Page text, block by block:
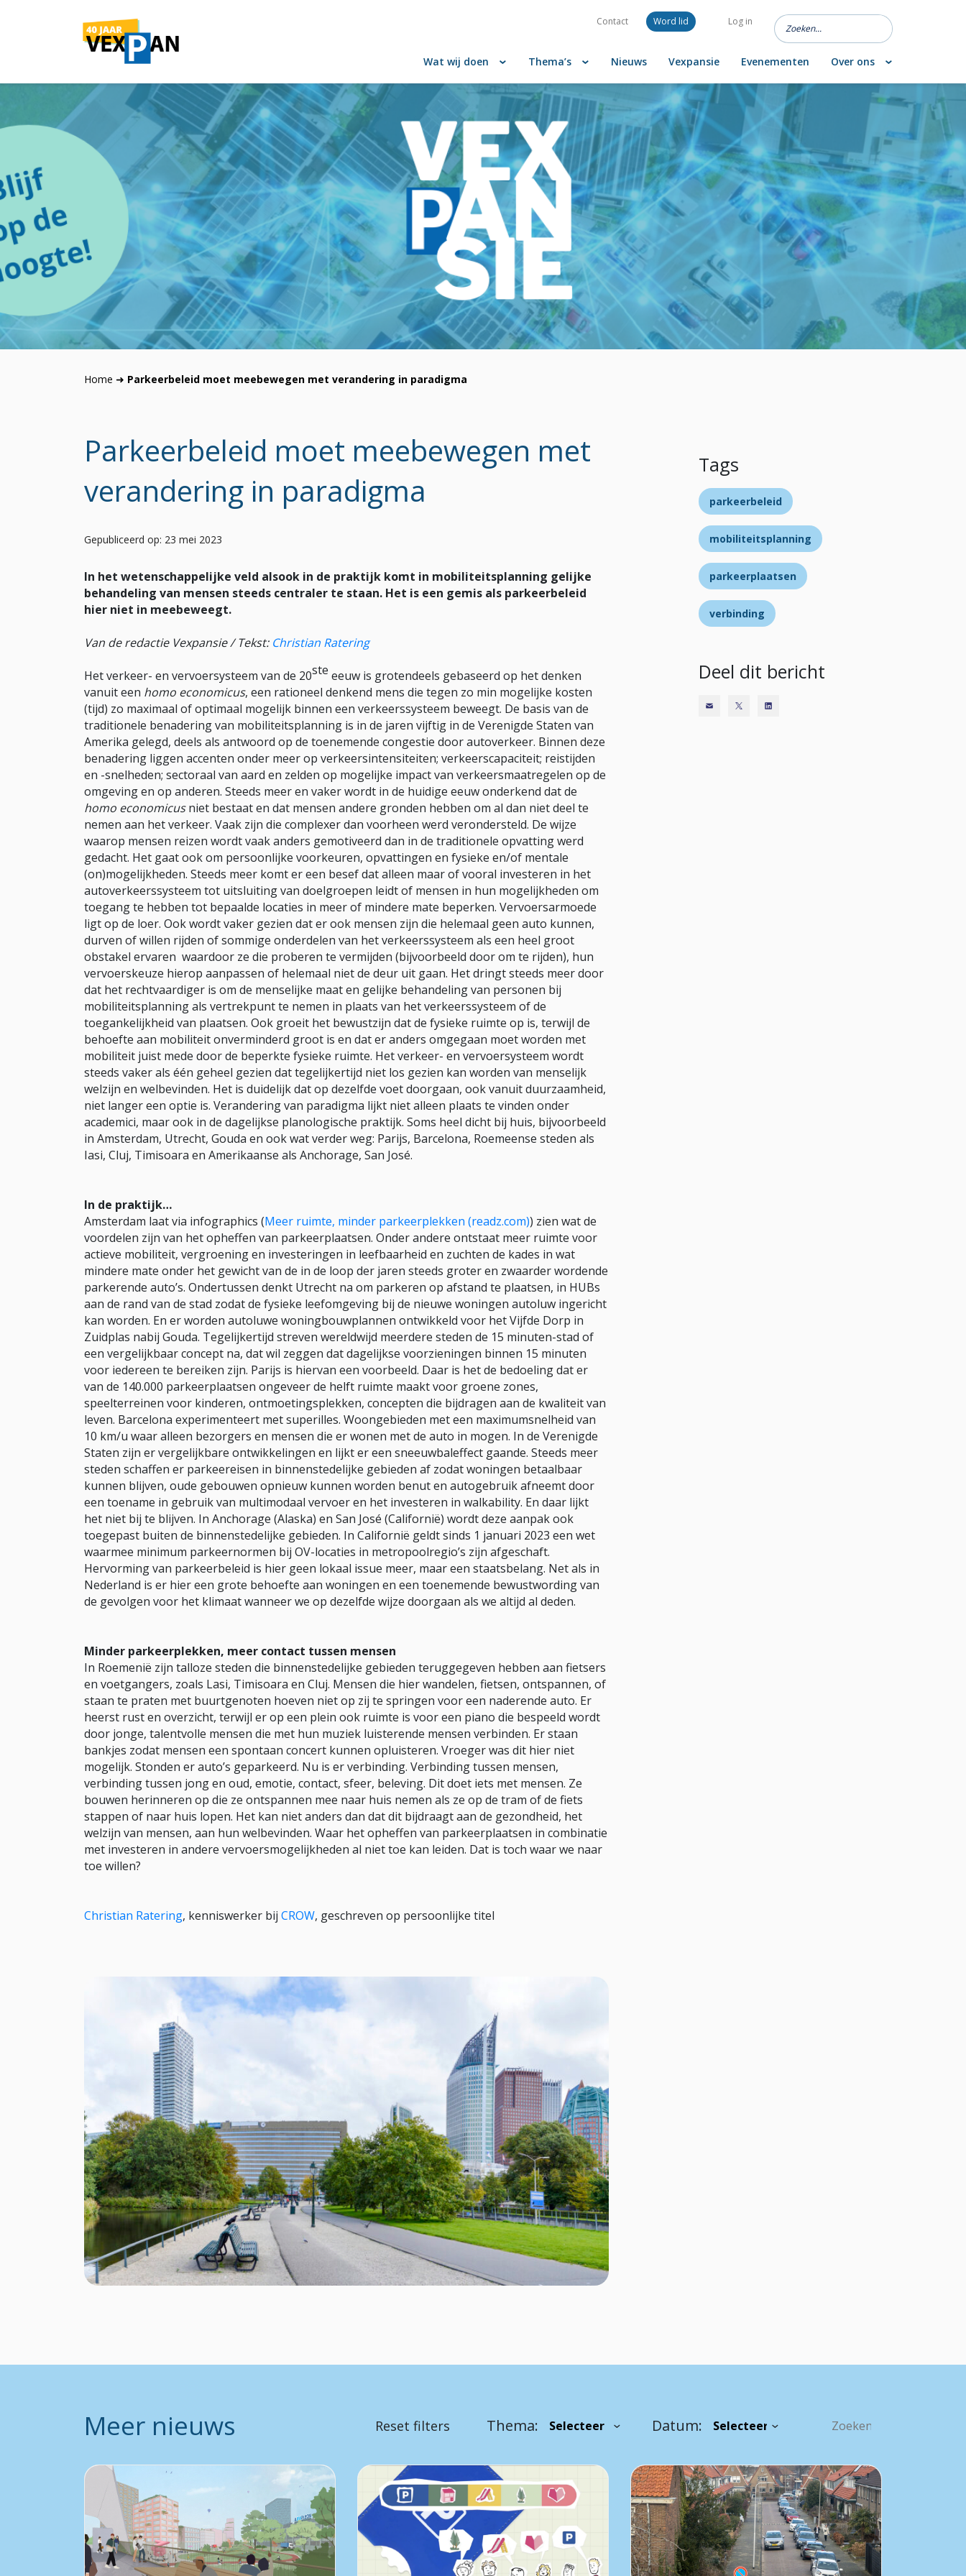
Contact Word lid Log in
Wat wij doen Thema’s Nieuws Vexpansie Evenementen Over ons
Home ➜ Parkeerbeleid moet meebewegen met verandering in paradigma
Parkeerbeleid moet meebewegen met
verandering in paradigma
Gepubliceerd op: 23 mei 2023
In het wetenschappelijke veld alsook in de praktijk komt in mobiliteitsplanning gelijke
behandeling van mensen steeds centraler te staan. Het is een gemis als parkeerbeleid
hier niet in meebeweegt.
Van de redactie Vexpansie / Tekst: Christian Ratering
Het verkeer- en vervoersysteem van de 20ste eeuw is grotendeels gebaseerd op het denken
vanuit een homo economicus, een rationeel denkend mens die tegen zo min mogelijke kosten
(tijd) zo maximaal of optimaal mogelijk binnen een verkeerssysteem beweegt. De basis van de
traditionele benadering van mobiliteitsplanning is in de jaren vijftig in de Verenigde Staten van
Amerika gelegd, deels als antwoord op de toenemende congestie door autoverkeer. Binnen deze
benadering liggen accenten onder meer op verkeersintensiteiten; verkeerscapaciteit; reistijden
en -snelheden; sectoraal van aard en zelden op mogelijke impact van verkeersmaatregelen op de
omgeving en op anderen. Steeds meer en vaker wordt in de huidige eeuw onderkend dat de
homo economicusniet bestaat en dat mensen andere gronden hebben om al dan niet deel te
nemen aan het verkeer. Vaak zijn die complexer dan voorheen werd verondersteld. De wijze
waarop mensen reizen wordt vaak anders gemotiveerd dan in de traditionele opvatting werd
gedacht. Het gaat ook om persoonlijke voorkeuren, opvattingen en fysieke en/of mentale
(on)mogelijkheden. Steeds meer komt er een besef dat alleen maar of vooral investeren in het
autoverkeerssysteem tot uitsluiting van doelgroepen leidt of mensen in hun mogelijkheden om
toegang te hebben tot bepaalde locaties in meer of mindere mate beperken. Vervoersarmoede
ligt op de loer. Ook wordt vaker gezien dat er ook mensen zijn die helemaal geen auto kunnen,
durven of willen rijden of sommige onderdelen van het verkeerssysteem als een heel groot
obstakel ervaren waardoor ze die proberen te vermijden (bijvoorbeeld door om te rijden), hun
vervoerskeuze hierop aanpassen of helemaal niet de deur uit gaan. Het dringt steeds meer door
dat het rechtvaardiger is om de menselijke maat en gelijke behandeling van personen bij
mobiliteitsplanning als vertrekpunt te nemen in plaats van het verkeerssysteem of de
toegankelijkheid van plaatsen. Ook groeit het bewustzijn dat de fysieke ruimte op is, terwijl de
behoefte aan mobiliteit onverminderd groot is en dat er anders omgegaan moet worden met
mobiliteit juist mede door de beperkte fysieke ruimte. Het verkeer- en vervoersysteem wordt
steeds vaker als één geheel gezien dat tegelijkertijd niet los gezien kan worden van menselijk
welzijn en welbevinden. Het is duidelijk dat op dezelfde voet doorgaan, ook vanuit duurzaamheid,
niet langer een optie is. Verandering van paradigma lijkt niet alleen plaats te vinden onder
academici, maar ook in de dagelijkse planologische praktijk. Soms heel dicht bij huis, bijvoorbeeld
in Amsterdam, Utrecht, Gouda en ook wat verder weg: Parijs, Barcelona, Roemeense steden als
Iasi, Cluj, Timisoara en Amerikaanse als Anchorage, San José.
In de praktijk…
Amsterdam laat via infographics (Meer ruimte, minder parkeerplekken (readz.com)) zien wat de
voordelen zijn van het opheffen van parkeerplaatsen. Onder andere ontstaat meer ruimte voor
actieve mobiliteit, vergroening en investeringen in leefbaarheid en zuchten de kades in wat
mindere mate onder het gewicht van de in de loop der jaren steeds groter en zwaarder wordende
parkerende auto’s. Ondertussen denkt Utrecht na om parkeren op afstand te plaatsen, in HUBs
aan de rand van de stad zodat de fysieke leefomgeving bij de nieuwe woningen autoluw ingericht
kan worden. En er worden autoluwe woningbouwplannen ontwikkeld voor het Vijfde Dorp in
Zuidplas nabij Gouda. Tegelijkertijd streven wereldwijd meerdere steden de 15 minuten-stad of
een vergelijkbaar concept na, dat wil zeggen dat dagelijkse voorzieningen binnen 15 minuten
voor iedereen te bereiken zijn. Parijs is hiervan een voorbeeld. Daar is het de bedoeling dat er
van de 140.000 parkeerplaatsen ongeveer de helft ruimte maakt voor groene zones,
speelterreinen voor kinderen, ontmoetingsplekken, concepten die bijdragen aan de kwaliteit van
leven. Barcelona experimenteert met superilles. Woongebieden met een maximumsnelheid van
10 km/u waar alleen bezorgers en mensen die er wonen met de auto in mogen. In de Verenigde
Staten zijn er vergelijkbare ontwikkelingen en lijkt er een sneeuwbaleffect gaande. Steeds meer
steden schaffen er parkeereisen in binnenstedelijke gebieden af zodat woningen betaalbaar
kunnen blijven, oude gebouwen opnieuw kunnen worden benut en autogebruik afneemt door
een toename in gebruik van multimodaal vervoer en het investeren in walkability. En daar lijkt
het niet bij te blijven. In Anchorage (Alaska) en San José (Californië) wordt deze aanpak ook
toegepast buiten de binnenstedelijke gebieden. In Californië geldt sinds 1 januari 2023 een wet
waarmee minimum parkeernormen bij OV-locaties in metropoolregio’s zijn afgeschaft.
Hervorming van parkeerbeleid is hier geen lokaal issue meer, maar een staatsbelang. Net als in
Nederland is er hier een grote behoefte aan woningen en een toenemende bewustwording van
de gevolgen voor het klimaat wanneer we op dezelfde wijze doorgaan als we altijd al deden.
Minder parkeerplekken, meer contact tussen mensen
In Roemenië zijn talloze steden die binnenstedelijke gebieden teruggegeven hebben aan fietsers
en voetgangers, zoals Lasi, Timisoara en Cluj. Mensen die hier wandelen, fietsen, ontspannen, of
staan te praten met buurtgenoten hoeven niet op zij te springen voor een naderende auto. Er
heerst rust en overzicht, terwijl er op een plein ook ruimte is voor een piano die bespeeld wordt
door jonge, talentvolle mensen die met hun muziek luisterende mensen verbinden. Er staan
bankjes zodat mensen een spontaan concert kunnen opluisteren. Vroeger was dit hier niet
mogelijk. Stonden er auto’s geparkeerd. Nu is er verbinding. Verbinding tussen mensen,
verbinding tussen jong en oud, emotie, contact, sfeer, beleving. Dit doet iets met mensen. Ze
bouwen herinneren op die ze ontspannen mee naar huis nemen als ze op de tram of de fiets
stappen of naar huis lopen. Het kan niet anders dan dat dit bijdraagt aan de gezondheid, het
welzijn van mensen, aan hun welbevinden. Waar het opheffen van parkeerplaatsen in combinatie
met investeren in andere vervoersmogelijkheden al niet toe kan leiden. Dat is toch waar we naar
toe willen?
Christian Ratering, kenniswerker bij CROW, geschreven op persoonlijke titel
Tags
parkeerbeleid
mobiliteitsplanning
parkeerplaatsen
verbinding
Deel dit bericht
Meer nieuws Reset filters Thema: Datum: